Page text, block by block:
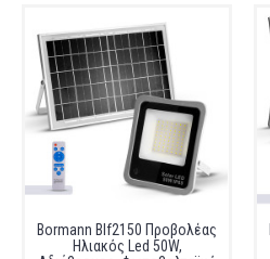
Bormann Blf2150 Προβολέας
Ηλιακός Led 50W,